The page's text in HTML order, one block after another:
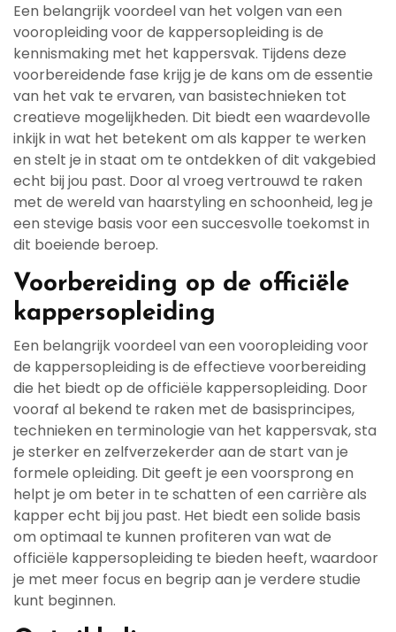
Een belangrijk voordeel van het volgen van een
vooropleiding voor de kappersopleiding is de
kennismaking met het kappersvak. Tijdens deze
voorbereidende fase krijg je de kans om de essentie
van het vak te ervaren, van basistechnieken tot
creatieve mogelijkheden. Dit biedt een waardevolle
inkijk in wat het betekent om als kapper te werken
en stelt je in staat om te ontdekken of dit vakgebied
echt bij jou past. Door al vroeg vertrouwd te raken
met de wereld van haarstyling en schoonheid, leg je
een stevige basis voor een succesvolle toekomst in
dit boeiende beroep.
Voorbereiding op de officiële
kappersopleiding
Een belangrijk voordeel van een vooropleiding voor
de kappersopleiding is de effectieve voorbereiding
die het biedt op de officiële kappersopleiding. Door
vooraf al bekend te raken met de basisprincipes,
technieken en terminologie van het kappersvak, sta
je sterker en zelfverzekerder aan de start van je
formele opleiding. Dit geeft je een voorsprong en
helpt je om beter in te schatten of een carrière als
kapper echt bij jou past. Het biedt een solide basis
om optimaal te kunnen profiteren van wat de
officiële kappersopleiding te bieden heeft, waardoor
je met meer focus en begrip aan je verdere studie
kunt beginnen.